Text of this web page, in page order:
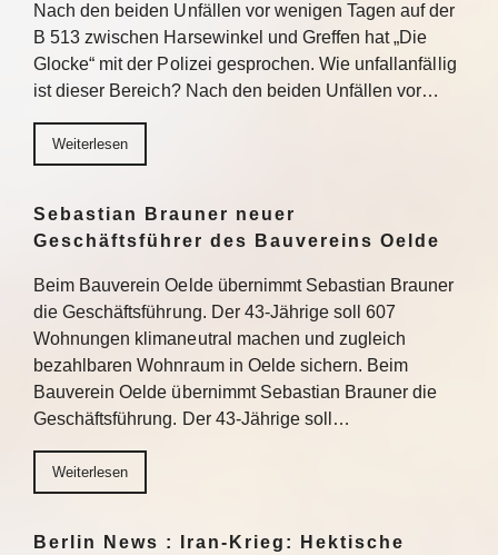
Nach den beiden Unfällen vor wenigen Tagen auf der
B 513 zwischen Harsewinkel und Greffen hat „Die
Glocke“ mit der Polizei gesprochen. Wie unfallanfällig
ist dieser Bereich? Nach den beiden Unfällen vor…
Weiterlesen
Sebastian Brauner neuer
Geschäftsführer des Bauvereins Oelde
Beim Bauverein Oelde übernimmt Sebastian Brauner
die Geschäftsführung. Der 43-Jährige soll 607
Wohnungen klimaneutral machen und zugleich
bezahlbaren Wohnraum in Oelde sichern. Beim
Bauverein Oelde übernimmt Sebastian Brauner die
Geschäftsführung. Der 43-Jährige soll…
Weiterlesen
Berlin News : Iran-Krieg: Hektische